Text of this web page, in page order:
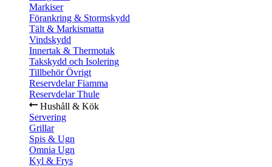
Markiser
Förankring & Stormskydd
Tält & Markismatta
Vindskydd
Innertak & Thermotak
Takskydd och Isolering
Tillbehör Övrigt
Reservdelar Fiamma
Reservdelar Thule
Hushåll & Kök
Servering
Grillar
Spis & Ugn
Omnia Ugn
Kyl & Frys